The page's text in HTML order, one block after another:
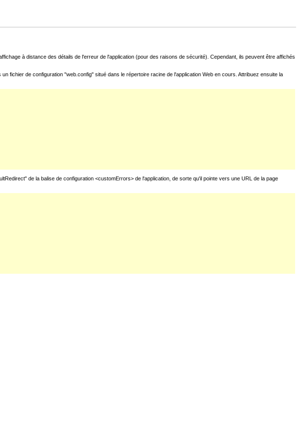
à distance des détails de l'erreur de l'application (pour des raisons de sécurité). Cependant, ils peuvent être affichés
fichier de configuration "web.config" situé dans le répertoire racine de l'application Web en cours. Attribuez ensuite la
de la balise de configuration <customErrors> de l'application, de sorte qu'il pointe vers une URL de la page